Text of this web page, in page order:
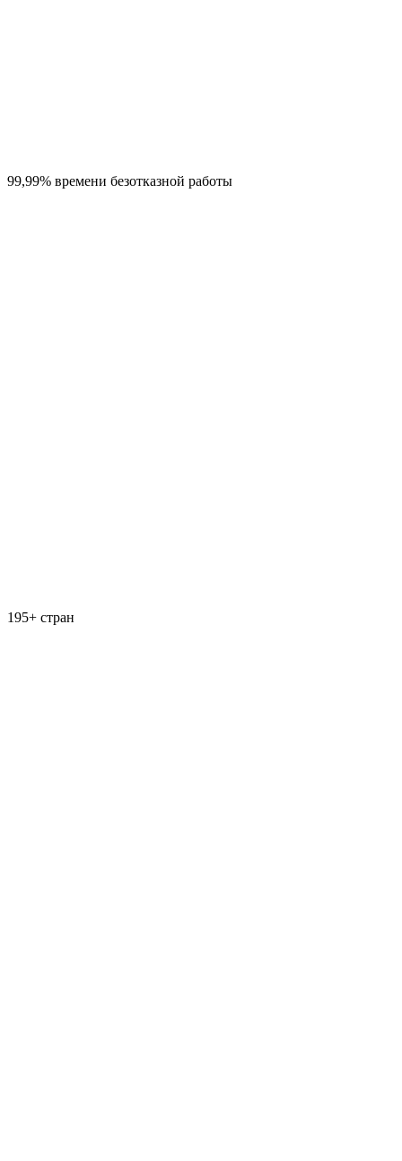
99,99% времени безотказной работы
195+ стран